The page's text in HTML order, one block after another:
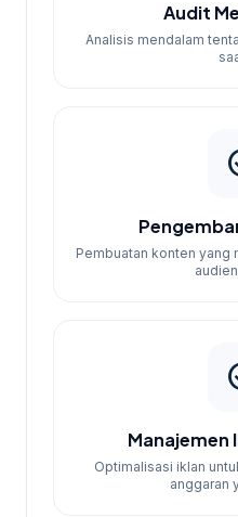
Audit
Analisis mendalam
Pembuatan konten yang
Manajemen
Optimalisasi iklan
anggaran